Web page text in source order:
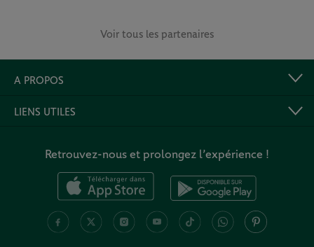
Voir tous les partenaires
A PROPOS
LIENS UTILES
Retrouvez-nous et prolongez l’expérience !